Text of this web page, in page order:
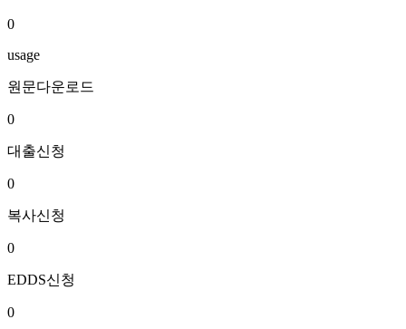
0
usage
원문다운로드
0
대출신청
0
복사신청
0
EDDS신청
0